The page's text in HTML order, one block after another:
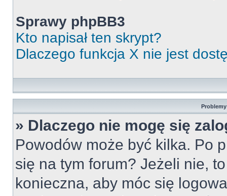
Sprawy phpBB3
Kto napisał ten skrypt?
Dlaczego funkcja X nie jest
» Dlaczego nie mogę się
Powodów może być kilka. Po
się na tym forum? Jeżeli nie,
konieczna, aby móc się